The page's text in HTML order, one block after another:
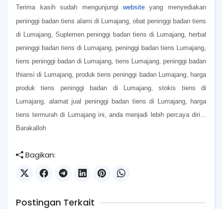
Terima kasih sudah mengunjungi websiteyang menyediakan
peninggi badan tiens alami di Lumajang, obat peninggi badan tiens
di Lumajang, Suplemen peninggi badan tiens di Lumajang, herbal
peninggi badan tiens di Lumajang, peninggi badan tiens Lumajang,
tiens peninggi badan di Lumajang, tiens Lumajang, peninggi badan
thiansi di Lumajang, produk tiens peninggi badan Lumajang, harga
produk tiens peninggi badan di Lumajang, stokis tiens di
Lumajang, alamat jual peninggi badan tiens di Lumajang, harga
tiens termurah di Lumajang ini, anda menjadi lebih percaya diri...
Barakalloh
Bagikan:
Postingan Terkait